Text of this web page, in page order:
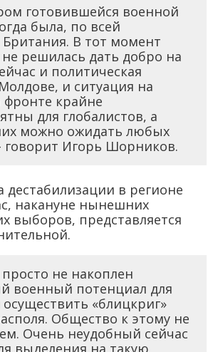
готовившейся военной
была, по всей
В тот момент
решилась дать добро на
и политическая
и ситуация на
крайне
для глобалистов, а
можно ожидать любых
говорит Игорь Шорников.
дестабилизации в регионе
накануне нынешних
выборов, представляется
не накоплен
военный потенциал для
«блицкриг»
Общество к этому не
Очень неудобный сейчас
выделения на такую